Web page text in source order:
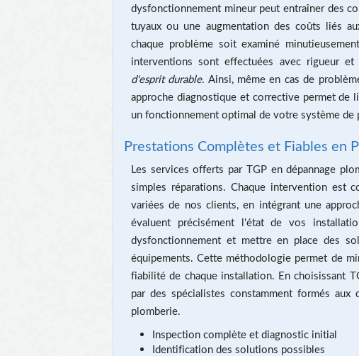
dysfonctionnement mineur peut entraîner des
tuyaux ou une augmentation des coûts liés
chaque problème soit examiné
interventions sont effectuées avec rigueur et
d'esprit durable. Ainsi, même en cas de
approche diagnostique et corrective permet de
un fonctionnement optimal de votre système de
Prestations Complètes et Fiables en
Les services offerts par TGP en dépannage
simples réparations. Chaque intervention est
variées de nos clients, en intégrant une
évaluent précisément l'état de vos
dysfonctionnement et mettre en place des
équipements. Cette méthodologie permet de
fiabilité de chaque installation. En choisissant
par des spécialistes constamment formés
plomberie.
Inspection complète et diagnostic initial
Identification des solutions possibles